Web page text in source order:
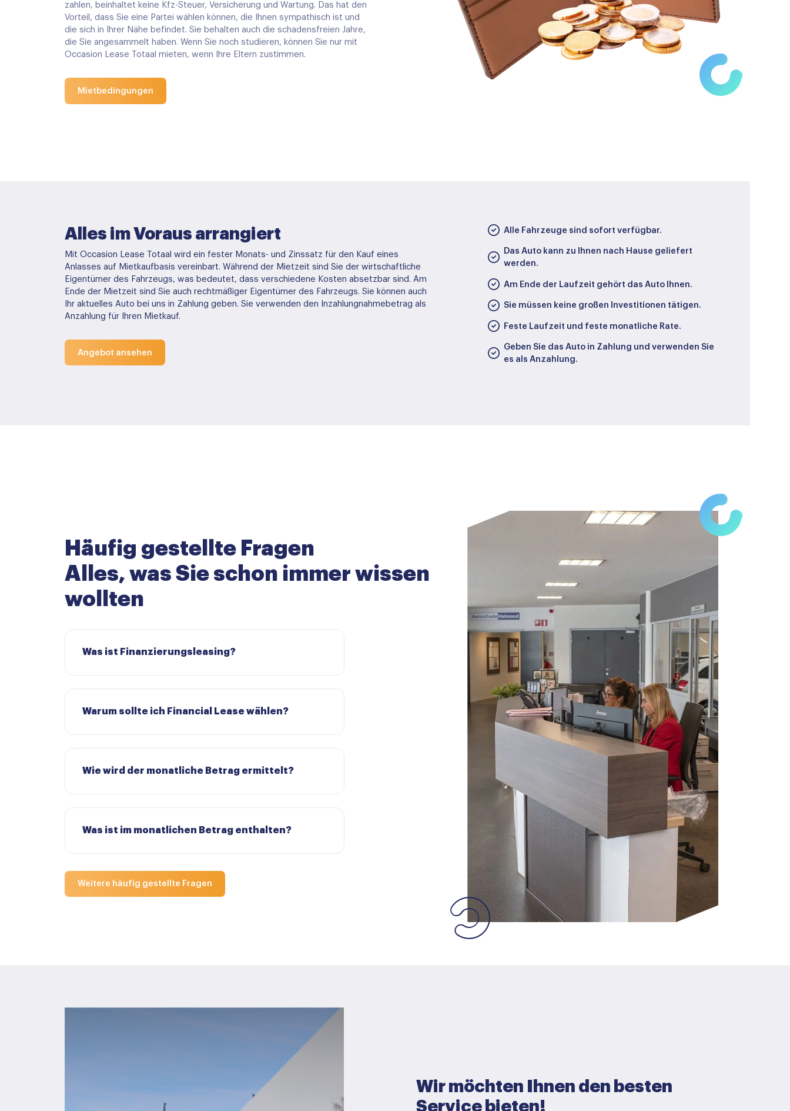
zahlen, beinhaltet keine Kfz-Steuer, Versicherung und Wartung. Das hat den
Vorteil, dass Sie eine Partei wählen können, die Ihnen sympathisch ist und
die sich in Ihrer Nähe befindet. Sie behalten auch die schadensfreien Jahre,
die Sie angesammelt haben. Wenn Sie noch studieren, können Sie nur mit
Occasion Lease Totaal mieten, wenn Ihre Eltern zustimmen.
Mietbedingungen
Alles im Voraus arrangiert
Mit Occasion Lease Totaal wird ein fester Monats- und Zinssatz für den Kauf eines
Anlasses auf Mietkaufbasis vereinbart. Während der Mietzeit sind Sie der wirtschaftliche
Eigentümer des Fahrzeugs, was bedeutet, dass verschiedene Kosten absetzbar sind. Am
Ende der Mietzeit sind Sie auch rechtmäßiger Eigentümer des Fahrzeugs. Sie können auch
Ihr aktuelles Auto bei uns in Zahlung geben. Sie verwenden den Inzahlungnahmebetrag als
Anzahlung für Ihren Mietkauf.
Angebot ansehen
Alle Fahrzeuge sind sofort verfügbar.
Das Auto kann zu Ihnen nach Hause geliefert
werden.
Am Ende der Laufzeit gehört das Auto Ihnen.
Sie müssen keine großen Investitionen tätigen.
Feste Laufzeit und feste monatliche Rate.
Geben Sie das Auto in Zahlung und verwenden Sie
es als Anzahlung.
Häufig gestellte Fragen
Alles, was Sie schon immer wissen
wollten
Was ist Finanzierungsleasing?
Warum sollte ich Financial Lease wählen?
Wie wird der monatliche Betrag ermittelt?
Was ist im monatlichen Betrag enthalten?
Weitere häufig gestellte Fragen
Wir möchten Ihnen den besten
Service bieten!